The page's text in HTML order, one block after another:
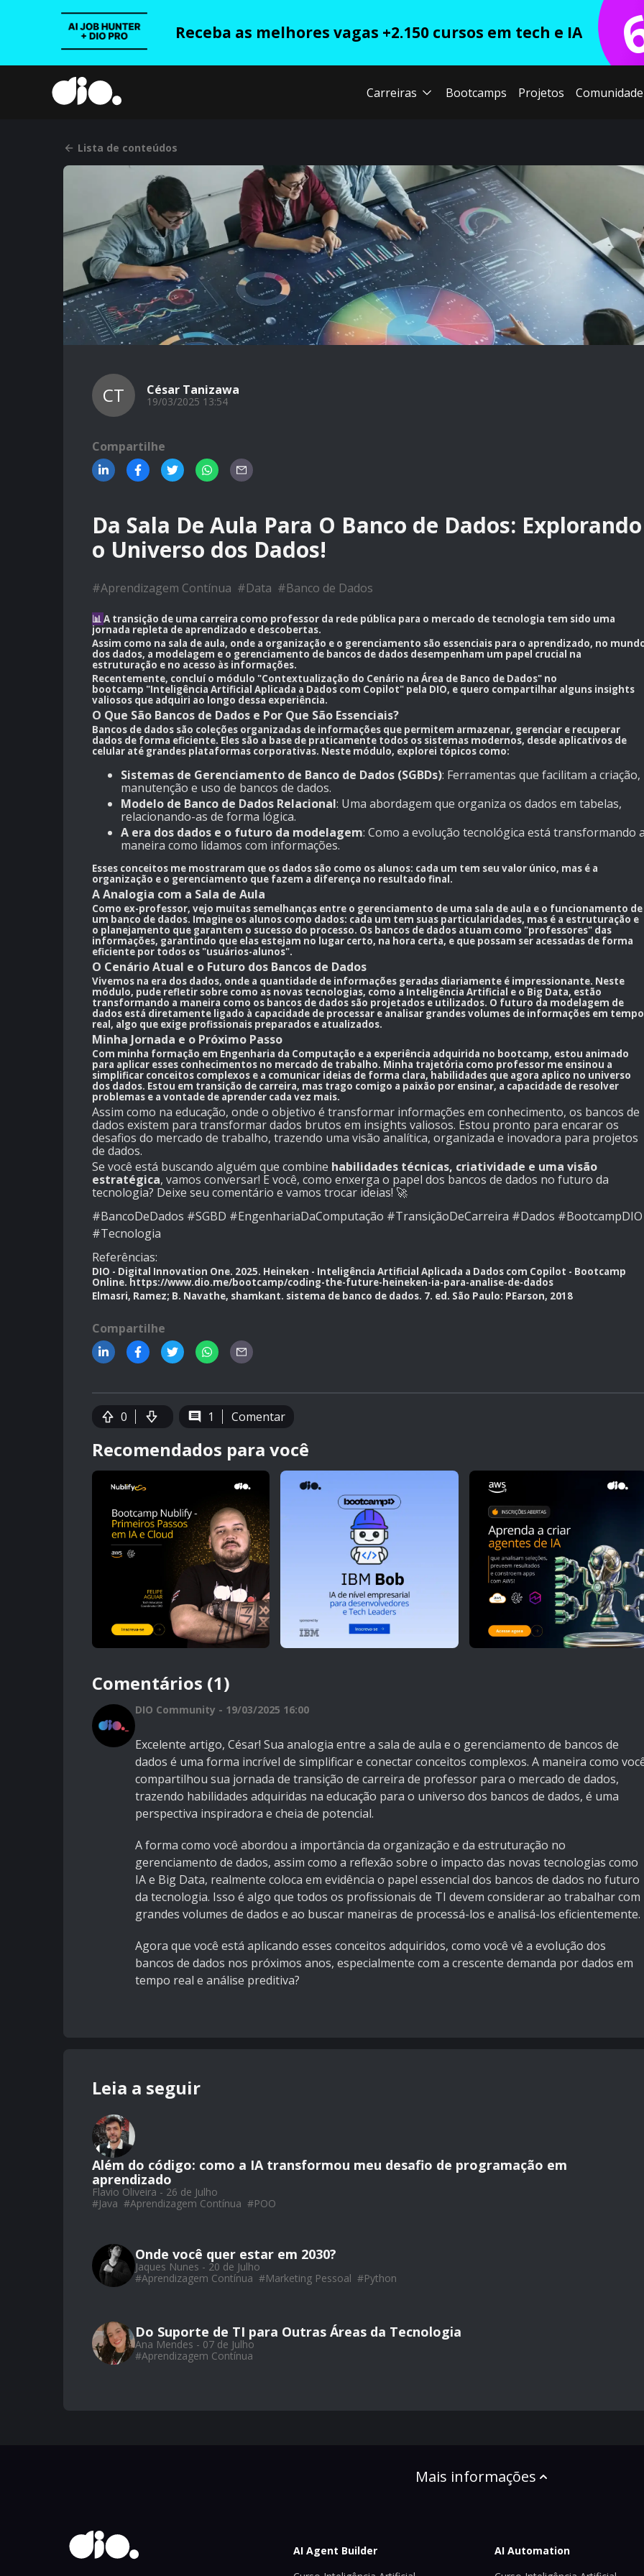
Receba as melhores vagas +2.150 cursos em tech e IA
Carreiras Bootcamps Projetos Comunidade
Lista de conteúdos
CT César Tanizawa
19/03/2025 13:54
Compartilhe
Da Sala De Aula Para O Banco de Dados: Explorando
o Universo dos Dados!
#Aprendizagem Contínua #Data #Banco de Dados
📊A transição de uma carreira como professor da rede pública para o mercado de tecnologia tem sido uma
jornada repleta de aprendizado e descobertas.
Assim como na sala de aula, onde a organização e o gerenciamento são essenciais para o aprendizado, no
dos dados, a modelagem e o gerenciamento de bancos de dados desempenham um papel crucial na
estruturação e no acesso às informações.
Recentemente, concluí o módulo "Contextualização do Cenário na Área de Banco de Dados" no
bootcamp "Inteligência Artificial Aplicada a Dados com Copilot" pela DIO, e quero compartilhar alguns insights
valiosos que adquiri ao longo dessa experiência.
O Que São Bancos de Dados e Por Que São Essenciais?
Bancos de dados são coleções organizadas de informações que permitem armazenar, gerenciar e recuperar
dados de forma eficiente. Eles são a base de praticamente todos os sistemas modernos, desde aplicativos de
celular até grandes plataformas corporativas. Neste módulo, explorei tópicos como:
Sistemas de Gerenciamento de Banco de Dados (SGBDs): Ferramentas que facilitam a criação,
manutenção e uso de bancos de dados.
Modelo de Banco de Dados Relacional: Uma abordagem que organiza os dados em tabelas,
relacionando-as de forma lógica.
A era dos dados e o futuro da modelagem: Como a evolução tecnológica está transformando
maneira como lidamos com informações.
Esses conceitos me mostraram que os dados são como os alunos: cada um tem seu valor único, mas é a
organização e o gerenciamento que fazem a diferença no resultado final.
A Analogia com a Sala de Aula
Como ex-professor, vejo muitas semelhanças entre o gerenciamento de uma sala de aula e o funcionamento de
um banco de dados. Imagine os alunos como dados: cada um tem suas particularidades, mas é a estruturação e
o planejamento que garantem o sucesso do processo. Os bancos de dados atuam como "professores" das
informações, garantindo que elas estejam no lugar certo, na hora certa, e que possam ser acessadas de forma
eficiente por todos os "usuários-alunos".
O Cenário Atual e o Futuro dos Bancos de Dados
Vivemos na era dos dados, onde a quantidade de informações geradas diariamente é impressionante. Neste
módulo, pude refletir sobre como as novas tecnologias, como a Inteligência Artificial e o Big Data, estão
transformando a maneira como os bancos de dados são projetados e utilizados. O futuro da modelagem de
dados está diretamente ligado à capacidade de processar e analisar grandes volumes de informações em tempo
real, algo que exige profissionais preparados e atualizados.
Minha Jornada e o Próximo Passo
Com minha formação em Engenharia da Computação e a experiência adquirida no bootcamp, estou animado
para aplicar esses conhecimentos no mercado de trabalho. Minha trajetória como professor me ensinou a
simplificar conceitos complexos e a comunicar ideias de forma clara, habilidades que agora aplico no universo
dos dados. Estou em transição de carreira, mas trago comigo a paixão por ensinar, a capacidade de resolver
problemas e a vontade de aprender cada vez mais.
Assim como na educação, onde o objetivo é transformar informações em conhecimento, os bancos de
dados existem para transformar dados brutos em insights valiosos. Estou pronto para encarar os
desafios do mercado de trabalho, trazendo uma visão analítica, organizada e inovadora para projetos
de dados.
Se você está buscando alguém que combine habilidades técnicas, criatividade e uma visão
estratégica, vamos conversar! E você, como enxerga o papel dos bancos de dados no futuro da
tecnologia? Deixe seu comentário e vamos trocar ideias! 🚀
#BancoDeDados #SGBD #EngenhariaDaComputação #TransiçãoDeCarreira #Dados #BootcampDIO
#Tecnologia
Referências:
DIO - Digital Innovation One. 2025. Heineken - Inteligência Artificial Aplicada a Dados com Copilot - Bootcamp
Online. https://www.dio.me/bootcamp/coding-the-future-heineken-ia-para-analise-de-dados
Elmasri, Ramez; B. Navathe, shamkant. sistema de banco de dados. 7. ed. São Paulo: PEarson, 2018
Compartilhe
0 1 Comentar
Recomendados para você
Comentários (1)
DIO Community - 19/03/2025 16:00
Excelente artigo, César! Sua analogia entre a sala de aula e o gerenciamento de bancos de
dados é uma forma incrível de simplificar e conectar conceitos complexos. A maneira como
compartilhou sua jornada de transição de carreira de professor para o mercado de dados,
trazendo habilidades adquiridas na educação para o universo dos bancos de dados, é uma
perspectiva inspiradora e cheia de potencial.
A forma como você abordou a importância da organização e da estruturação no
gerenciamento de dados, assim como a reflexão sobre o impacto das novas tecnologias como
IA e Big Data, realmente coloca em evidência o papel essencial dos bancos de dados no futuro
da tecnologia. Isso é algo que todos os profissionais de TI devem considerar ao trabalhar com
grandes volumes de dados e ao buscar maneiras de processá-los e analisá-los eficientemente.
Agora que você está aplicando esses conceitos adquiridos, como você vê a evolução dos
bancos de dados nos próximos anos, especialmente com a crescente demanda por dados em
tempo real e análise preditiva?
Leia a seguir
Além do código: como a IA transformou meu desafio de programação em
aprendizado
Flavio Oliveira - 26 de Julho
#Java #Aprendizagem Contínua #POO
Onde você quer estar em 2030?
Jaques Nunes - 20 de Julho
#Aprendizagem Contínua #Marketing Pessoal #Python
Do Suporte de TI para Outras Áreas da Tecnologia
Ana Mendes - 07 de Julho
#Aprendizagem Contínua
Mais informações
AI Agent Builder
AI Automation